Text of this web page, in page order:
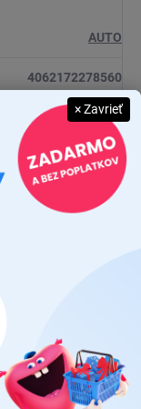
AUTO
4062172278560
OSRAM
H7 (PX26d)
2 ks
× Zavrieť